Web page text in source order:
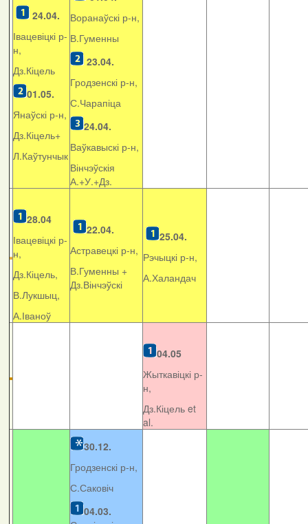
24.04.
Івацевіцкі р-
н,
Дз.Кіцель
01.05.
Янаўскі р-н,
Дз.Кіцель+
Л.Каўтунчык
Воранаўскі р-н,
В.Гуменны
23.04.
Гродзенскі р-н,
С.Чарапіца
24.04.
Ваўкавыскі р-н,
Вінчэўскія
А.+У.+Дз.
28.04
Івацевіцкі р-
н,
Дз.Кіцель,
В.Лукшыц,
А.Іваноў
22.04.
Астравецкі р-н,
В.Гуменны +
Дз.Вінчэўскі
25.04.
Рэчыцкі р-н,
А.Халандач
04.05
Жыткавіцкі р-
н,
Дз.Кіцель et
al.
30.12.
Гродзенскі р-н,
С.Саковіч
04.03.